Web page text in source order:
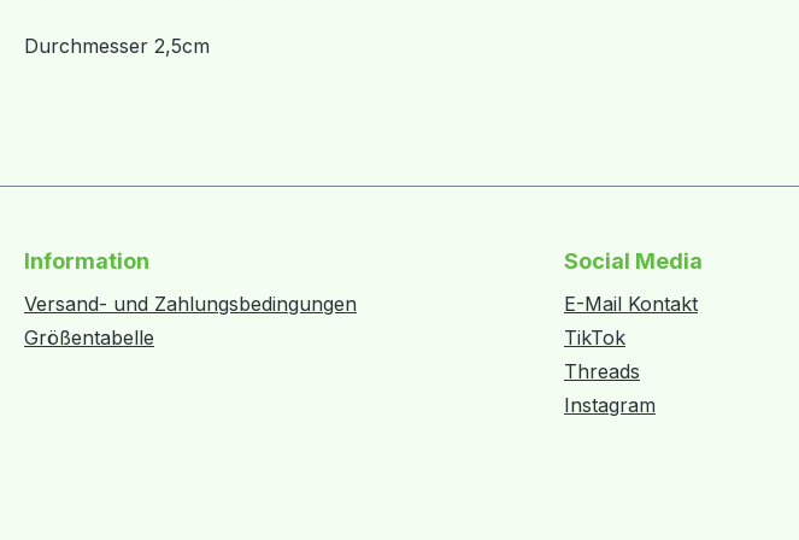
Durchmesser 2,5cm
Information
Versand- und Zahlungsbedingungen
Größentabelle
Social Media
E-Mail Kontakt
TikTok
Threads
Instagram